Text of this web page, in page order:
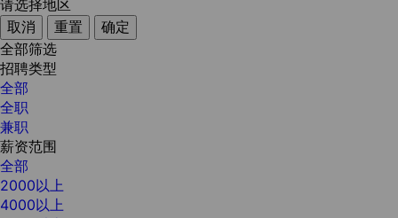
请选择地区
取消
重置
确定
全部筛选
招聘类型
全部
全职
兼职
薪资范围
全部
2000以上
4000以上